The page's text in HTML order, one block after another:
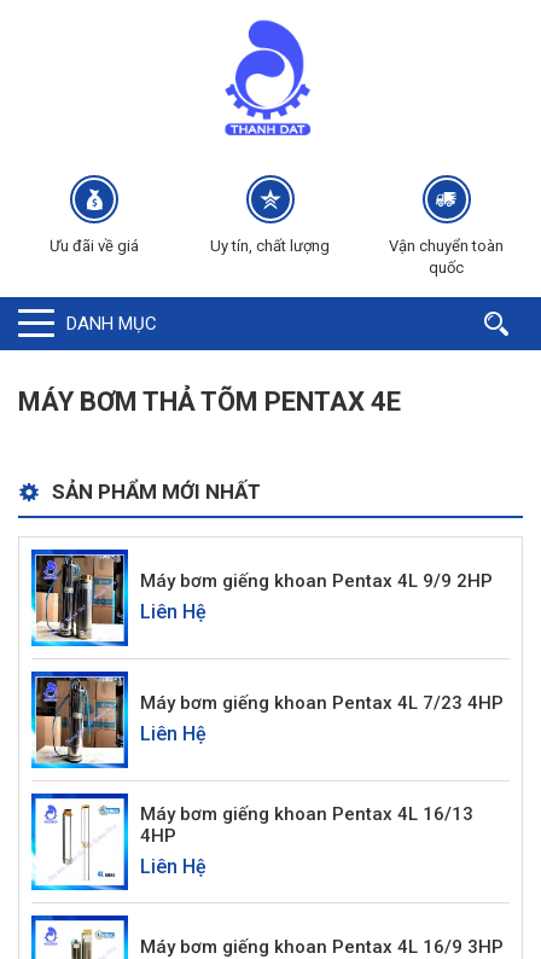
Ưu đãi về giá Uy tín, chất lượng
Vận chuyển toàn
quốc
DANH MỤC
MÁY BƠM THẢ TÕM PENTAX 4E
SẢN PHẨM MỚI NHẤT
Máy bơm giếng khoan Pentax 4L 9/9 2HP
Liên Hệ
Máy bơm giếng khoan Pentax 4L 7/23 4HP
Liên Hệ
Máy bơm giếng khoan Pentax 4L 16/13
4HP
Liên Hệ
Máy bơm giếng khoan Pentax 4L 16/9 3HP